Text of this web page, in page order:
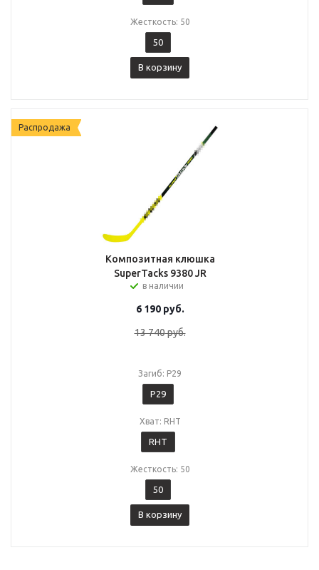
Жесткость: 50
50
В корзину
Распродажа
Композитная клюшка
SuperTacks 9380 JR
в наличии
6 190руб.
13 740руб.
Загиб: P29
P29
Хват: RHT
RHT
Жесткость: 50
50
В корзину